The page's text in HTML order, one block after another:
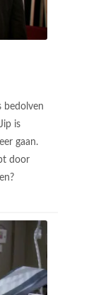
bedolven
is
gaan.
door